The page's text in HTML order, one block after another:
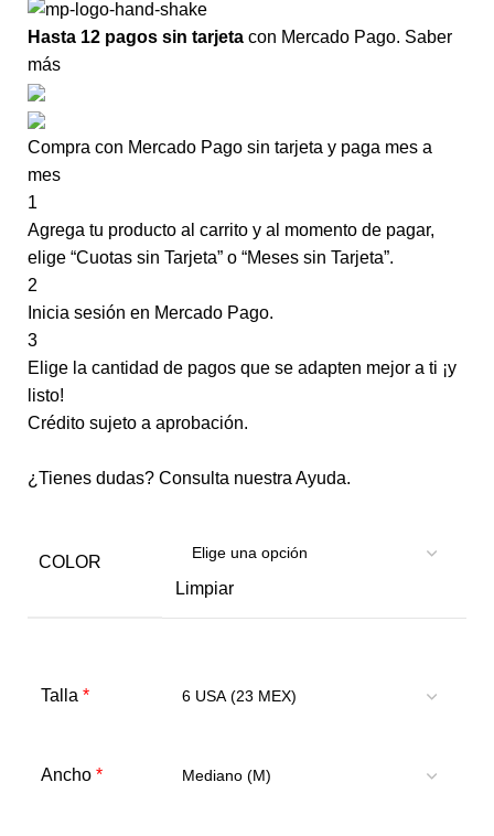
Hasta 12 pagos sin tarjeta con Mercado Pago. Saber
más
Compra con Mercado Pago sin tarjeta y paga mes a
mes
1
Agrega tu producto al carrito y al momento de pagar,
elige “Cuotas sin Tarjeta” o “Meses sin Tarjeta”.
2
Inicia sesión en Mercado Pago.
3
Elige la cantidad de pagos que se adapten mejor a ti ¡y
listo!
Crédito sujeto a aprobación.
¿Tienes dudas? Consulta nuestra Ayuda.
COLOR
Limpiar
Talla *
Ancho *